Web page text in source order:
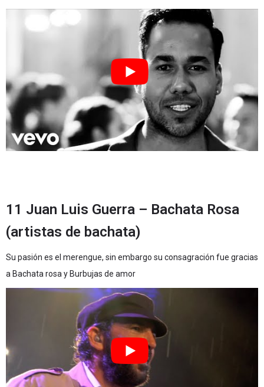
11 Juan Luis Guerra – Bachata Rosa
(artistas de bachata)
Su pasión es el merengue, sin embargo su consagración fue gracias
a Bachata rosa y Burbujas de amor